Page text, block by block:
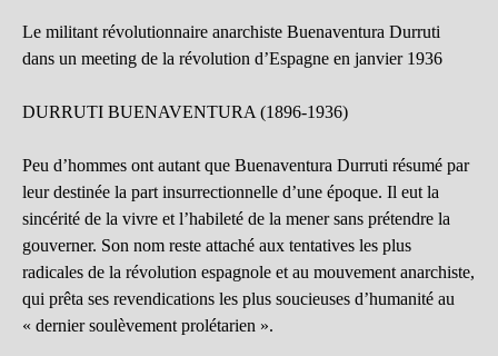
Le militant révolutionnaire anarchiste Buenaventura Durruti
dans un meeting de la révolution d’Espagne en janvier 1936
DURRUTI BUENAVENTURA (1896-1936)
Peu d’hommes ont autant que Buenaventura Durruti résumé par
leur destinée la part insurrectionnelle d’une époque. Il eut la
sincérité de la vivre et l’habileté de la mener sans prétendre la
gouverner. Son nom reste attaché aux tentatives les plus
radicales de la révolution espagnole et au mouvement anarchiste,
qui prêta ses revendications les plus soucieuses d’humanité au
« dernier soulèvement prolétarien ».